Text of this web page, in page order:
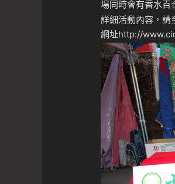
場同時會有香水百
詳細活動內容，請
網址http://